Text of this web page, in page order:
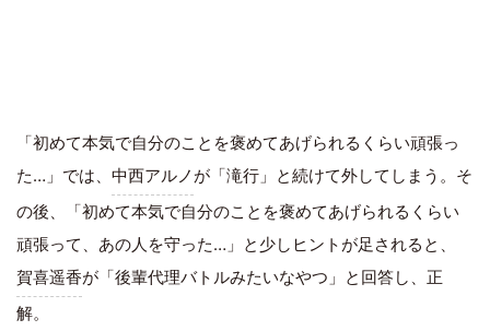
「初めて本気で自分のことを褒めてあげられるくらい頑張っ
た…」では、 中西アルノ が「滝行」と続けて外してしまう。そ
の後、「初めて本気で自分のことを褒めてあげられるくらい
頑張って、あの人を守った…」と少しヒントが足されると、
賀喜遥香が「後輩代理バトルみたいなやつ」と回答し、正
解。